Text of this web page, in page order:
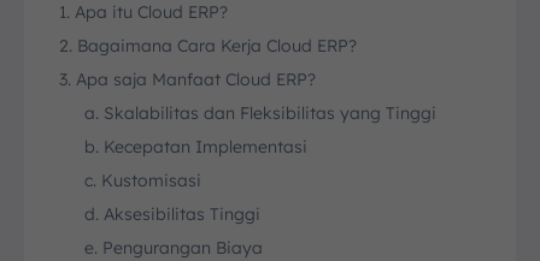
1. Apa itu Cloud ERP?
2. Bagaimana Cara Kerja Cloud ERP?
3. Apa saja Manfaat Cloud ERP?
a. Skalabilitas dan Fleksibilitas yang Tinggi
b. Kecepatan Implementasi
c. Kustomisasi
d. Aksesibilitas Tinggi
e. Pengurangan Biaya